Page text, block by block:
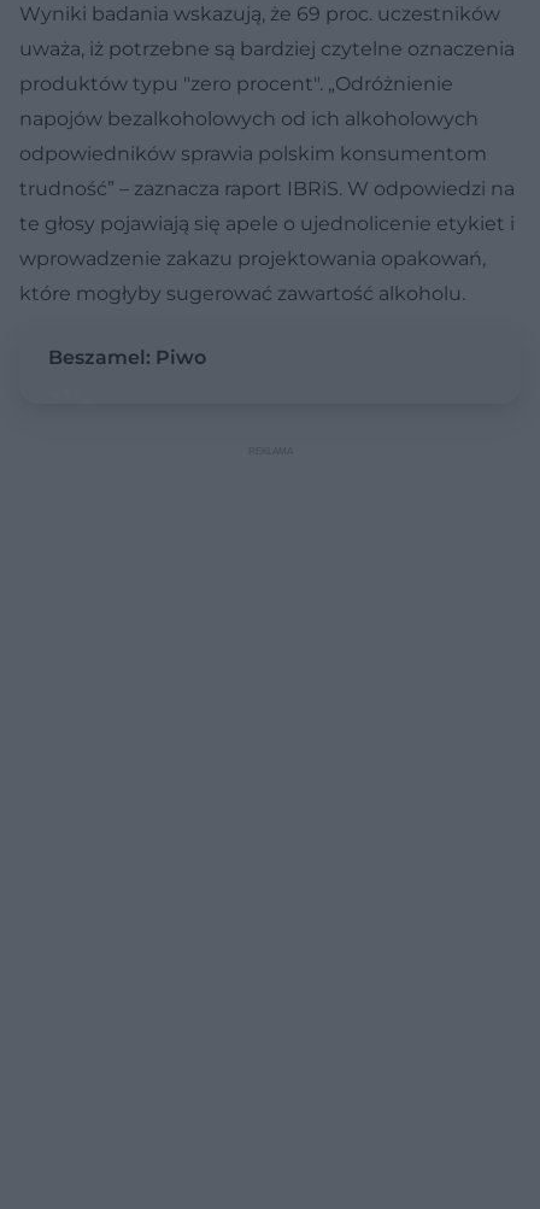
Wyniki badania wskazują, że 69 proc. uczestników
uważa, iż potrzebne są bardziej czytelne oznaczenia
produktów typu "zero procent". „Odróżnienie
napojów bezalkoholowych od ich alkoholowych
odpowiedników sprawia polskim konsumentom
trudność” – zaznacza raport IBRiS. W odpowiedzi na
te głosy pojawiają się apele o ujednolicenie etykiet i
wprowadzenie zakazu projektowania opakowań,
które mogłyby sugerować zawartość alkoholu.
Beszamel: Piwo